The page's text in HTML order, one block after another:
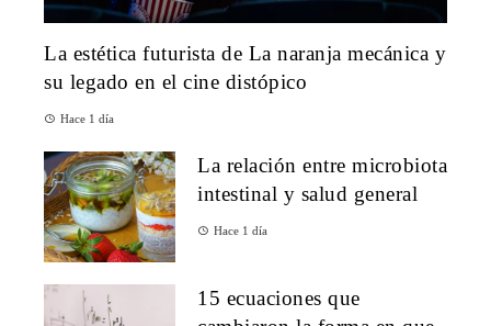
La estética futurista de La naranja mecánica y
su legado en el cine distópico
Hace 1 día
La relación entre microbiota
intestinal y salud general
Hace 1 día
15 ecuaciones que